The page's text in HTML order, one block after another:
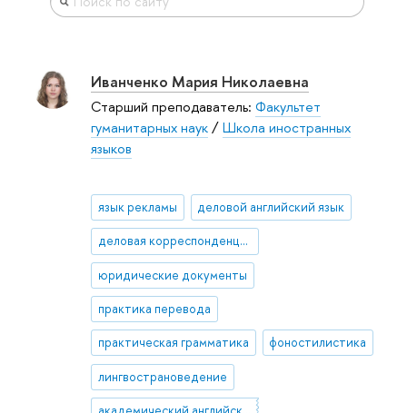
Иванченко Мария Николаевна
Старший преподаватель: Факультет
гуманитарных наук/Школа иностранных
языков
язык рекламы деловой английский язык
деловая корреспонденция
юридические документы
практика перевода
практическая грамматика фоностилистика
лингвострановедение